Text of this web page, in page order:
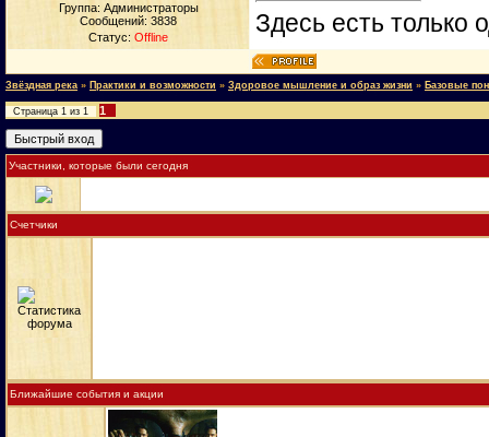
Группа: Администраторы
Сообщений: 3838
Статус: Offline
Здесь есть только
Звёздная река » Практики и возможности » Здоровое мышление и образ жизни » Базовые
Страница 1 из 1 1
Участники, которые были сегодня
Счетчики
Ближайшие события и акции